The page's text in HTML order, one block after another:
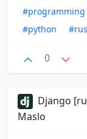
#programming
#python
0
Django
Maslo